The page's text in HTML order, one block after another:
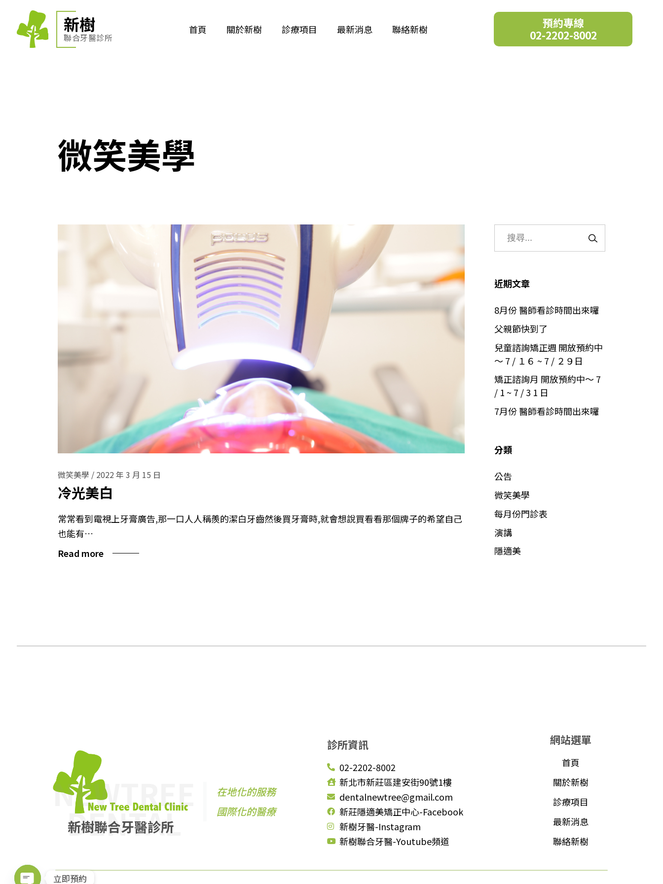
新樹
聯合牙醫診所
首頁 關於新樹 診療項目 最新消息 聯絡新樹
預約專線
02-2202-8002
微笑美學
微笑美學 / 2022 年 3 月 15 日
冷光美白
常常看到電視上牙膏廣告,那一口人人稱羨的潔白牙齒然後買牙膏時,就會想說買看看那個牌子的希望自己
也能有…
Read more
近期文章
8月份 醫師看診時間出來囉
父親節快到了
兒童諮詢矯正週 開放預約中
～ 7 / １６ ~ 7 / ２９日
矯正諮詢月 開放預約中～ 7
/ 1 ~ 7 / 3 1 日
7月份 醫師看診時間出來囉
分類
公告
微笑美學
每月份門診表
演講
隱適美
NEWTREE
DENTAL
新樹聯合牙醫診所
在地化的服務
國際化的醫療
診所資訊
02-2202-8002
新北市新莊區建安街90號1樓
dentalnewtree@gmail.com
新莊隱適美矯正中心-Facebook
新樹牙醫-Instagram
新樹聯合牙醫-Youtube頻道
網站選單
首頁
關於新樹
診療項目
最新消息
聯絡新樹
立即預約